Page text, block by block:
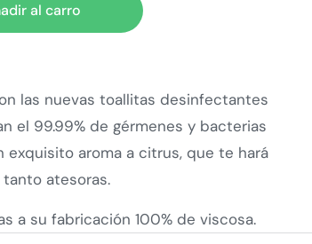
al carro
las nuevas toallitas desinfectantes
el 99.99% de gérmenes y bacterias
aroma a citrus, que te hará
atesoras.
a su fabricación 100% de viscosa.